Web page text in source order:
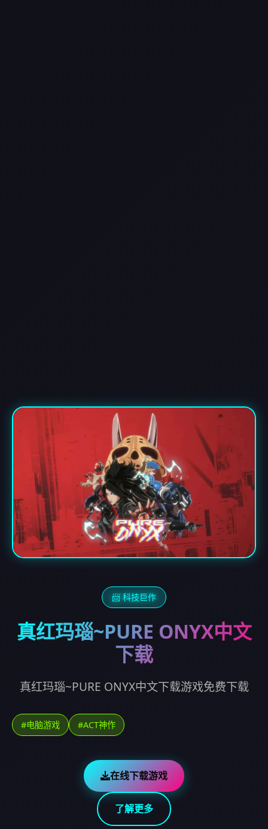
📨 科技巨作
真红玛瑙~PURE ONYX中文
下载
真红玛瑙~PURE ONYX中文下载游戏免费下载
#电脑游戏 #ACT神作
在线下载游戏
了解更多